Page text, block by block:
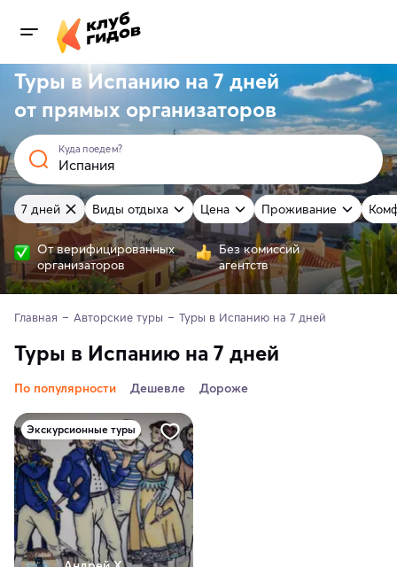
Туры в Испанию на 7 дней
от прямых организаторов
Куда поедем?
7 дней Виды отдыха Цена Проживание
От верифицированных
организаторов
Без комиссий
агентств
Главная Авторские туры Туры в Испанию на 7 дней
Туры в Испанию на 7 дней
По популярности Дешевле Дороже
Экскурсионные туры